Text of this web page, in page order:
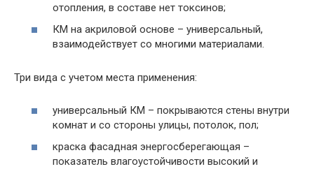
отопления, в составе нет токсинов;
КМ на акриловой основе – универсальный,
взаимодействует со многими материалами.
Три вида с учетом места применения:
универсальный КМ – покрываются стены внутри
комнат и со стороны улицы, потолок, пол;
краска фасадная энергосберегающая –
показатель влагоустойчивости высокий и